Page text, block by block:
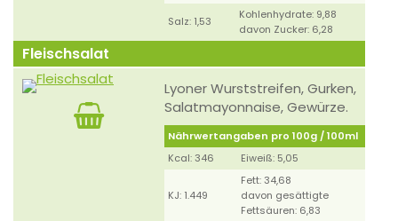
Salz: 1,53
Kohlenhydrate: 9,88
davon Zucker: 6,28
Fleischsalat
Lyoner Wurststreifen, Gurken,
Salatmayonnaise, Gewürze.
Nährwertangaben pro 100g / 100ml
Kcal: 346
Eiweiß: 5,05
KJ: 1.449
Fett: 34,68
davon gesättigte
Fettsäuren: 6,83